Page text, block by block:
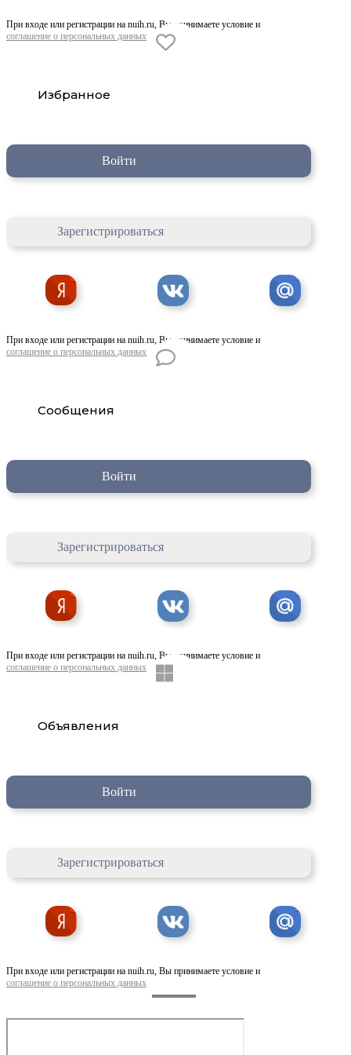
При входе или регистрации на nuih.ru, Вы принимаете условие и
соглашение о персональных данных
Избранное
Войти
Зарегистрироваться
При входе или регистрации на nuih.ru, Вы принимаете условие и
соглашение о персональных данных
Сообщения
Войти
Зарегистрироваться
При входе или регистрации на nuih.ru, Вы принимаете условие и
соглашение о персональных данных
Объявления
Войти
Зарегистрироваться
При входе или регистрации на nuih.ru, Вы принимаете условие и
соглашение о персональных данных